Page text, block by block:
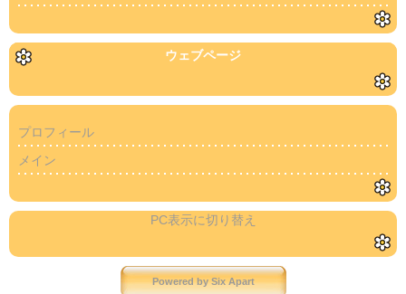
ウェブページ
プロフィール
メイン
PC表示に切り替え
Powered bySix Apart